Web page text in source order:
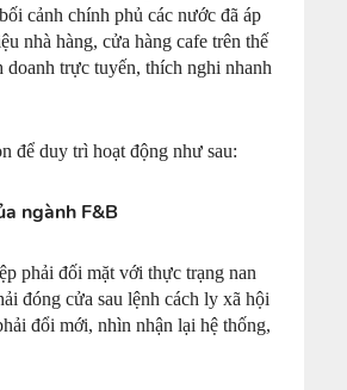
cảnh chính phủ các nước đã áp
nhà hàng, cửa hàng cafe trên thế
trực tuyến, thích nghi nhanh
để duy trì hoạt động như sau:
ngành F&B
phải đối mặt với thực trạng nan
đóng cửa sau lệnh cách ly xã hội
đổi mới, nhìn nhận lại hệ thống,